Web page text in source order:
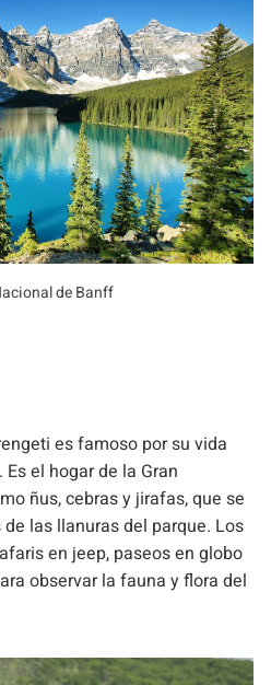
de Banff
es famoso por su vida
el hogar de la Gran
ñus, cebras y jirafas, que se
las llanuras del parque. Los
en jeep, paseos en globo
observar la fauna y flora del